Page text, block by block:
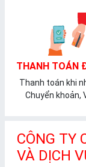
THANH TOÁN
Thanh toán khi
Chuyển khoản,
CÔNG TY
VÀ DỊCH